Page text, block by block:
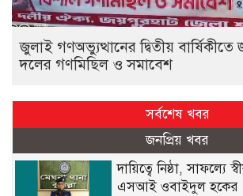
জুলাই গণঅভ্যুত্থানের দ্বিতীয়
দলের গণমিছিল ও সমাবেশ
সর্বশেষ খবর
জনপ্রিয় খবর
দায়িত্বে নিষ্ঠা, সাফল্যে
এসআই ওবাইদুল হকের